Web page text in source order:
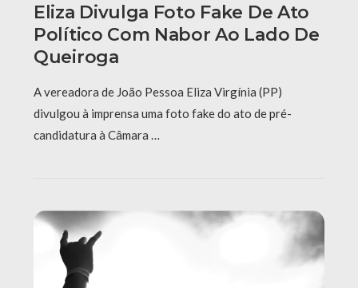
Eliza Divulga Foto Fake De Ato
Político Com Nabor Ao Lado De
Queiroga
A vereadora de João Pessoa Eliza Virgínia (PP)
divulgou à imprensa uma foto fake do ato de pré-
candidatura à Câmara …